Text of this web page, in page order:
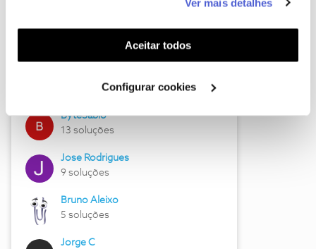
funcionalidades (cookies de personalização e
funcionalidade) e adaptar anúncios aos seus interesses
(cookies de publicidade personalizada). Pode gerir a
utilização dos cookies clicando em "Configurar
Ver mais detalhes
Aceitar todos
Configurar cookies
Hall of Fame de julho
17 soluções
ByteSábio
13 soluções
Jose Rodrigues
9 soluções
Bruno Aleixo
5 soluções
Jorge C